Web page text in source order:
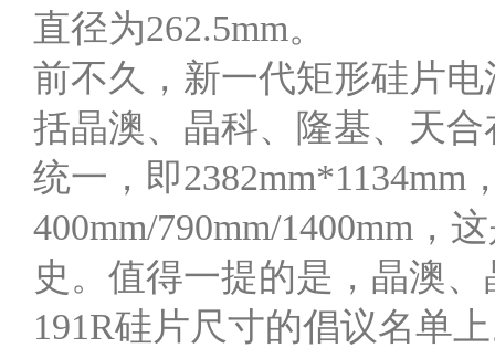
直径为262.5mm。
前不久，新一代矩形硅片
括晶澳、晶科、隆基、天
统一，即2382mm*1134mm
400mm/790mm/1400mm，
史。值得一提的是，晶澳
191R硅片尺寸的倡议名单